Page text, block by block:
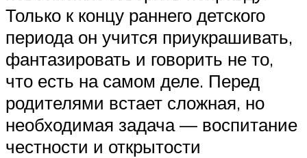
Только к концу раннего детского
периода он учится приукрашивать,
фантазировать и говорить не то,
что есть на самом деле. Перед
родителями встает сложная, но
необходимая задача — воспитание
честности и открытости